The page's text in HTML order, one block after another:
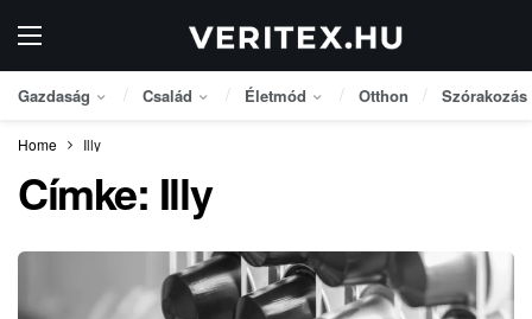
Gazdaság Család Életmód Otthon Szórakozás
Home Illy
Címke: Illy